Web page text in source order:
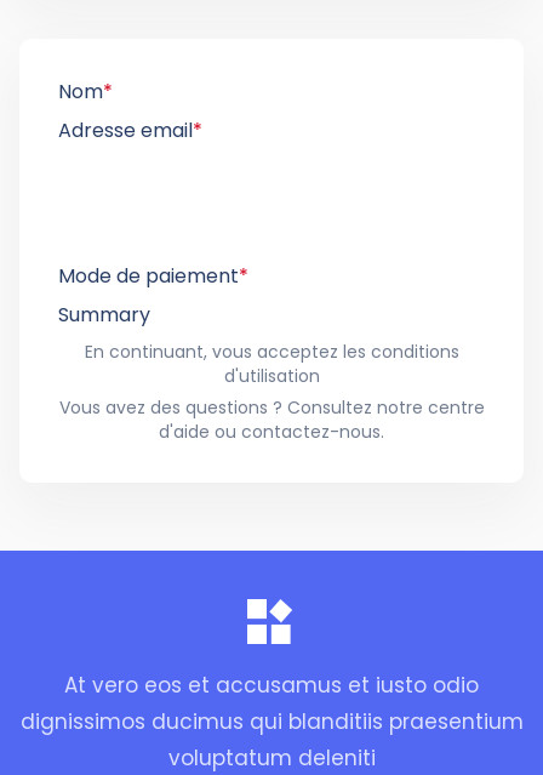
Nom*
Adresse email*
Mode de paiement*
Summary
En continuant, vous acceptez les conditions
d'utilisation
Vous avez des questions ? Consultez notre centre
d'aide ou contactez-nous.
At vero eos et accusamus et iusto odio
dignissimos ducimus qui blanditiis praesentium
voluptatum deleniti